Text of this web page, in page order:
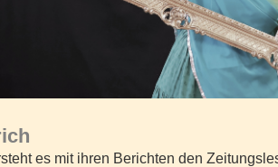
es mit ihren Berichten den